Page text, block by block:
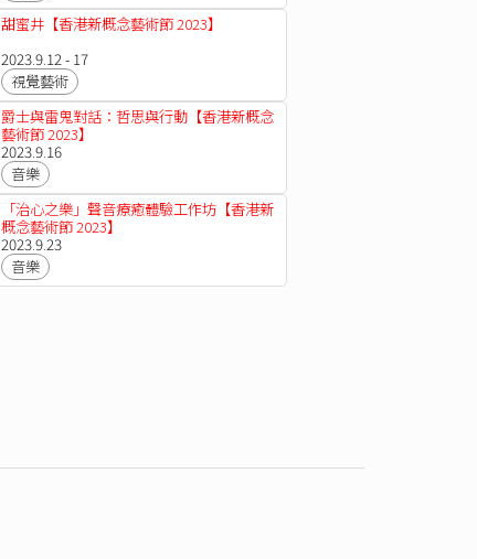
甜蜜井【香港新概念藝術節 2023】
2023.9.12 - 17
視覺藝術
爵士與雷鬼對話：哲思與行動【香港新概念
藝術節 2023】
2023.9.16
音樂
「治心之樂」聲音療癒體驗工作坊【香港新
概念藝術節 2023】
2023.9.23
音樂